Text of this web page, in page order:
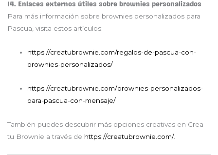
14. Enlaces externos útiles sobre brownies personalizados
Para más información sobre brownies personalizados para
Pascua, visita estos artículos:
https://creatubrownie.com/regalos-de-pascua-con-
brownies-personalizados/
https://creatubrownie.com/brownies-personalizados-
para-pascua-con-mensaje/
También puedes descubrir más opciones creativas en Crea
tu Brownie a través de https://creatubrownie.com/.